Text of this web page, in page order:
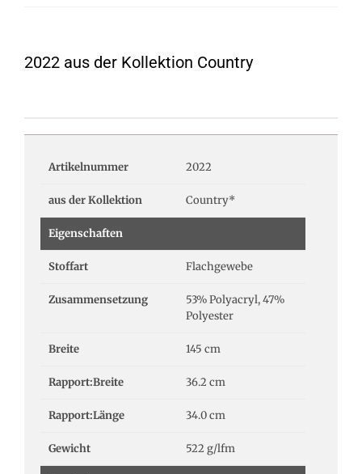
2022 aus der Kollektion Country
Artikelnummer 2022
aus der Kollektion Country*
Eigenschaften
Stoffart Flachgewebe
Zusammensetzung
53% Polyacryl, 47%
Polyester
Breite 145 cm
Rapport:Breite 36.2 cm
Rapport:Länge 34.0 cm
Gewicht 522 g/lfm